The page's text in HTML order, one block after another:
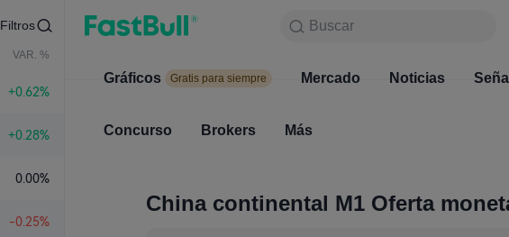
Filtros
VAR. %
+0.62%
+0.28%
0.00%
-0.25%
Buscar
Gráficos Gratis para siempre Mercado
Buscar
Productos
Gráficos Gratis para siempre Mercado Noticias
Concurso Brokers Más
China continental M1 Oferta